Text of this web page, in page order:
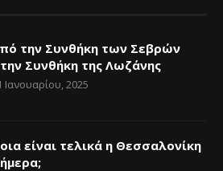
την Συνθήκη των Σεβρών
Συνθήκη της Λωζάνης
Ιανουαρίου, 2025
είναι τελικά η Θεσσαλονίκη